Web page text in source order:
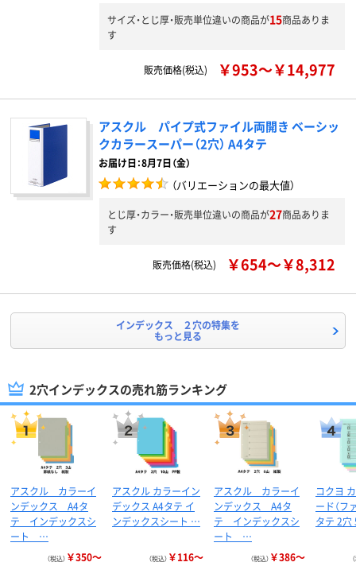
サイズ・とじ厚・販売単位違いの商品が15商品ありま
す
販売価格(税込) ￥953～￥14,977
アスクル パイプ式ファイル両開き ベーシッ
クカラースーパー（2穴） A4タテ
お届け日：8月7日（金）
（バリエーションの最大値）
とじ厚・カラー・販売単位違いの商品が27商品ありま
す
販売価格(税込) ￥654～￥8,312
インデックス ２穴の特集を
もっと見る
2穴インデックスの売れ筋ランキング
アスクル カラーイ
ンデックス A4タ
テ インデックスシ
ート …
（税込） ￥350～
アスクル カラーイン
デックス A4タテ イ
ンデックスシート …
（税込） ￥116～
アスクル カラーイ
ンデックス A4タ
テ インデックスシ
ート …
（税込） ￥386～
コクヨ
ード（フ
タテ 2